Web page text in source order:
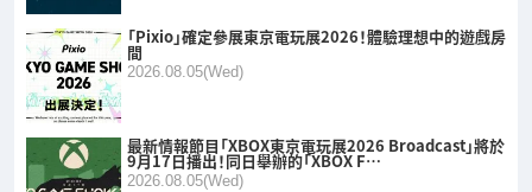
「Pixio」確定參展東京電玩展2026！體驗理想中的遊戲房
間
2026.08.05(Wed)
最新情報節目「XBOX東京電玩展2026 Broadcast」將於
9月17日播出！同日舉辦的「XBOX F…
2026.08.05(Wed)